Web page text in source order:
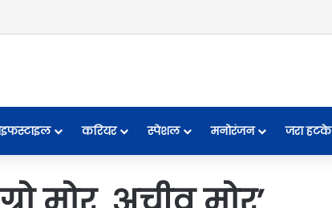
करियर स्पेशल मनोरंजन जरा हटके